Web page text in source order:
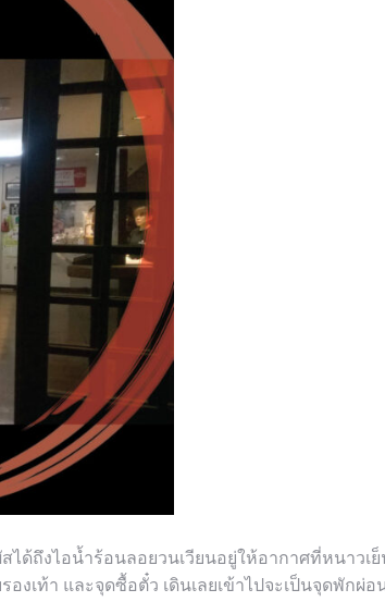
ได้ถึงไอน้ำร้อนลอยวนเวียนอยู่ให้อากาศที่หนาวเ
งเท้า และจุดซื้อตั๋ว เดินเลยเข้าไปจะเป็นจุดพักผ่